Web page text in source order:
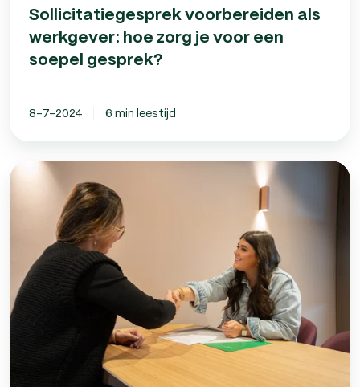
Sollicitatiegesprek voorbereiden als
werkgever: hoe zorg je voor een
soepel gesprek?
8-7-2024 6 min leestijd
Marketeer
aannemen
payroll?
doe
je
dat!